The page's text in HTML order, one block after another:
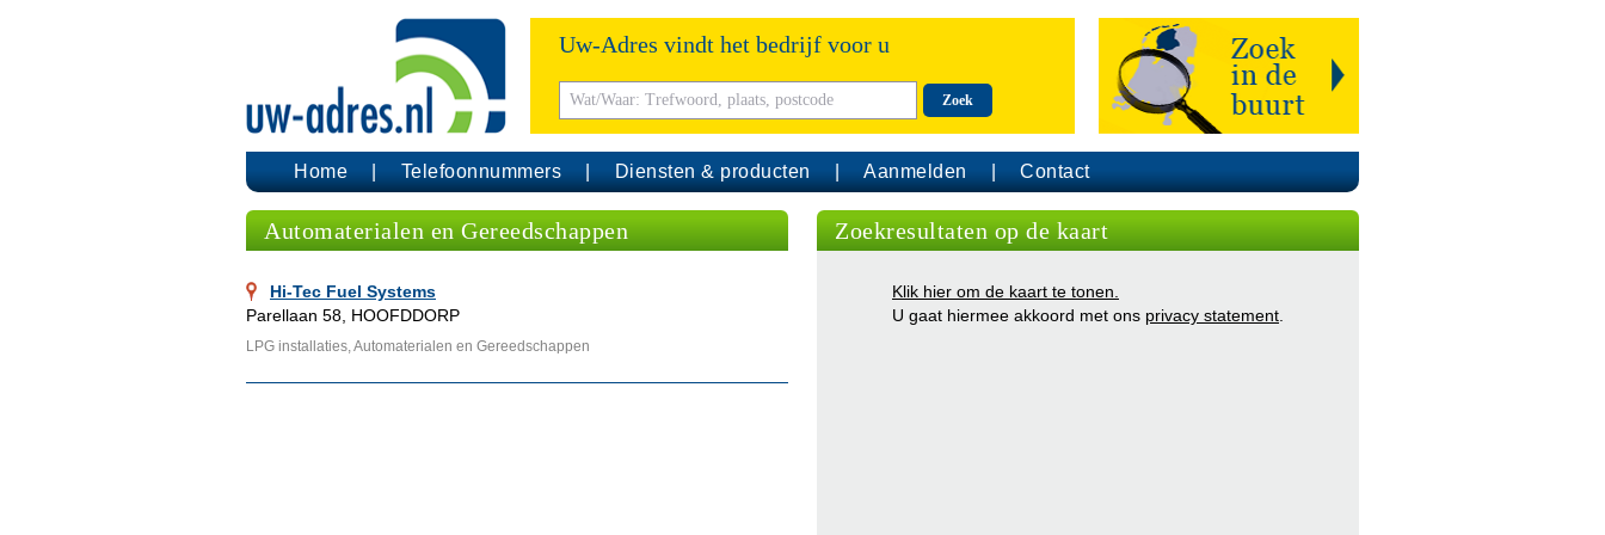
Uw-Adres vindt het bedrijf voor u
Zoek
Home Telefoonnummers Diensten & producten Aanmelden Contact
Automaterialen en Gereedschappen
Hi-Tec Fuel Systems
Parellaan 58, HOOFDDORP
LPG installaties, Automaterialen en Gereedschappen
Zoekresultaten op de kaart
Klik hier om de kaart te tonen.
U gaat hiermee akkoord met ons privacy statement